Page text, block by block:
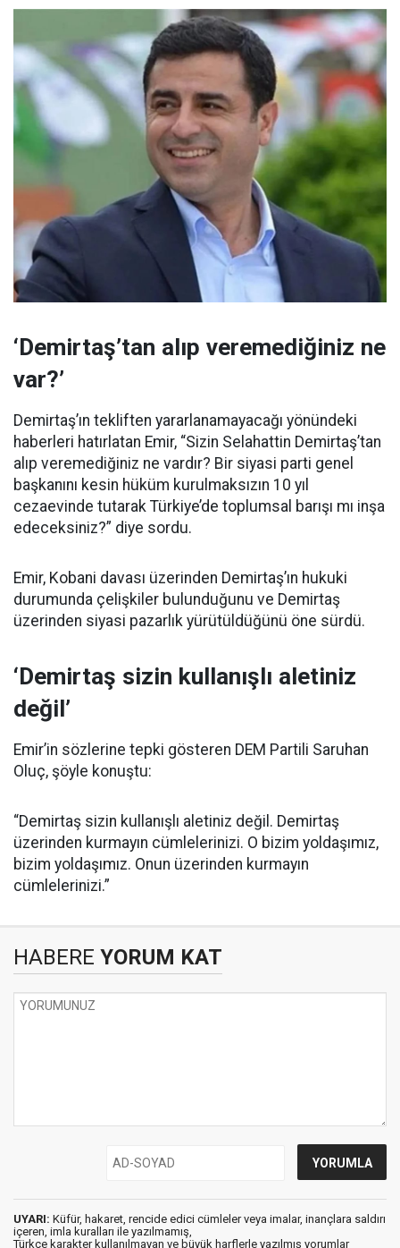
‘Demirtaş’tan alıp veremediğiniz ne
var?’
Demirtaş’ın tekliften yararlanamayacağı yönündeki
haberleri hatırlatan Emir, “Sizin Selahattin Demirtaş’tan
alıp veremediğiniz ne vardır? Bir siyasi parti genel
başkanını kesin hüküm kurulmaksızın 10 yıl
cezaevinde tutarak Türkiye’de toplumsal barışı mı inşa
edeceksiniz?” diye sordu.
Emir, Kobani davası üzerinden Demirtaş’ın hukuki
durumunda çelişkiler bulunduğunu ve Demirtaş
üzerinden siyasi pazarlık yürütüldüğünü öne sürdü.
‘Demirtaş sizin kullanışlı aletiniz
değil’
Emir’in sözlerine tepki gösteren DEM Partili Saruhan
Oluç, şöyle konuştu:
“Demirtaş sizin kullanışlı aletiniz değil. Demirtaş
üzerinden kurmayın cümlelerinizi. O bizim yoldaşımız,
bizim yoldaşımız. Onun üzerinden kurmayın
cümlelerinizi.”
HABERE YORUM KAT
UYARI: Küfür, hakaret, rencide edici cümleler veya imalar, inançlara saldırı
içeren, imla kuralları ile yazılmamış,
Türkçe karakter kullanılmayan ve büyük harflerle yazılmış yorumlar